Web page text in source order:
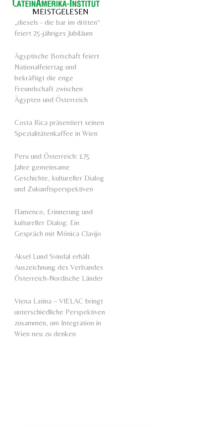
MEISTGELESEN
„diesels - die bar im dritten“
feiert 25-jähriges Jubiläum
Ägyptische Botschaft feiert
Nationalfeiertag und
bekräftigt die enge
Freundschaft zwischen
Ägypten und Österreich
Costa Rica präsentiert seinen
Spezialitätenkaffee in Wien
Peru und Österreich: 175
Jahre gemeinsame
Geschichte, kultureller Dialog
und Zukunftsperspektiven
Flamenco, Erinnerung und
kultureller Dialog: Ein
Gespräch mit Mónica Clavijo
Aksel Lund Svindal erhält
Auszeichnung des Verbandes
Österreich-Nordische Länder
Viena Latina – VIELAC bringt
unterschiedliche Perspektiven
zusammen, um Integration in
Wien neu zu denken